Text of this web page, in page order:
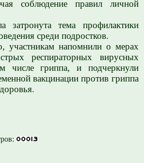
соблюдение правил личной
затронута тема профилактики
среди подростков.
участникам напомнили о мерах
респираторных вирусных
числе гриппа, и подчеркнули
вакцинации против гриппа